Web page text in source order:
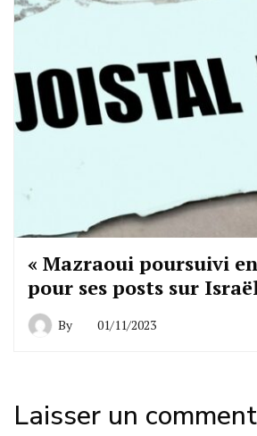
« Mazraoui poursuivi
pour ses posts sur
By 01/11/2023
Laisser un